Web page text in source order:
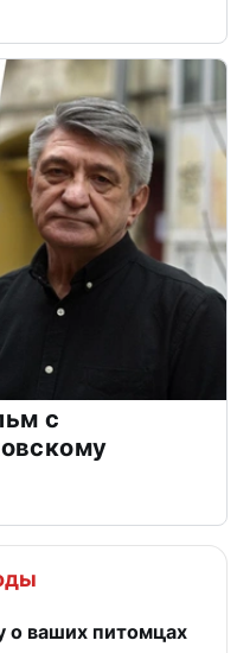
с
о ваших питомцах